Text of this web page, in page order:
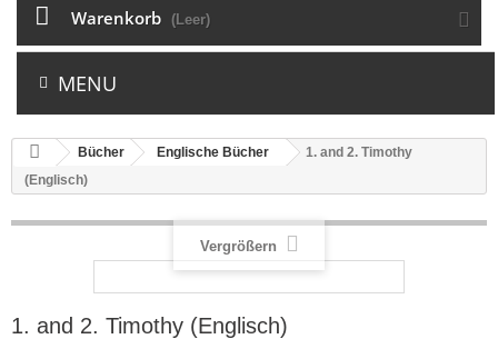
Warenkorb (Leer)
MENU
Bücher Englische Bücher
1. and 2. Timothy
(Englisch)
Vergrößern
1. and 2. Timothy (Englisch)